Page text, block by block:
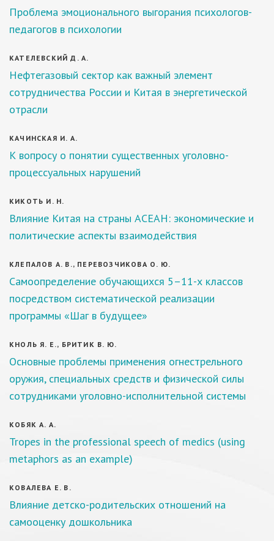
Проблема эмоционального выгорания психологов-
педагогов в психологии
КАТЕЛЕВСКИЙ Д. А.
Нефтегазовый сектор как важный элемент
сотрудничества России и Китая в энергетической
отрасли
КАЧИНСКАЯ И. А.
К вопросу о понятии существенных уголовно-
процессуальных нарушений
КИКОТЬ И. Н.
Влияние Китая на страны АСЕАН: экономические и
политические аспекты взаимодействия
КЛЕПАЛОВ А. В., ПЕРЕВОЗЧИКОВА О. Ю.
Самоопределение обучающихся 5–11-х классов
посредством систематической реализации
программы «Шаг в будущее»
КНОЛЬ Я. Е., БРИТИК В. Ю.
Основные проблемы применения огнестрельного
оружия, специальных средств и физической силы
сотрудниками уголовно-исполнительной системы
КОБЯК А. А.
Tropes in the professional speech of medics (using
metaphors as an example)
КОВАЛЕВА Е. В.
Влияние детско-родительских отношений на
самооценку дошкольника